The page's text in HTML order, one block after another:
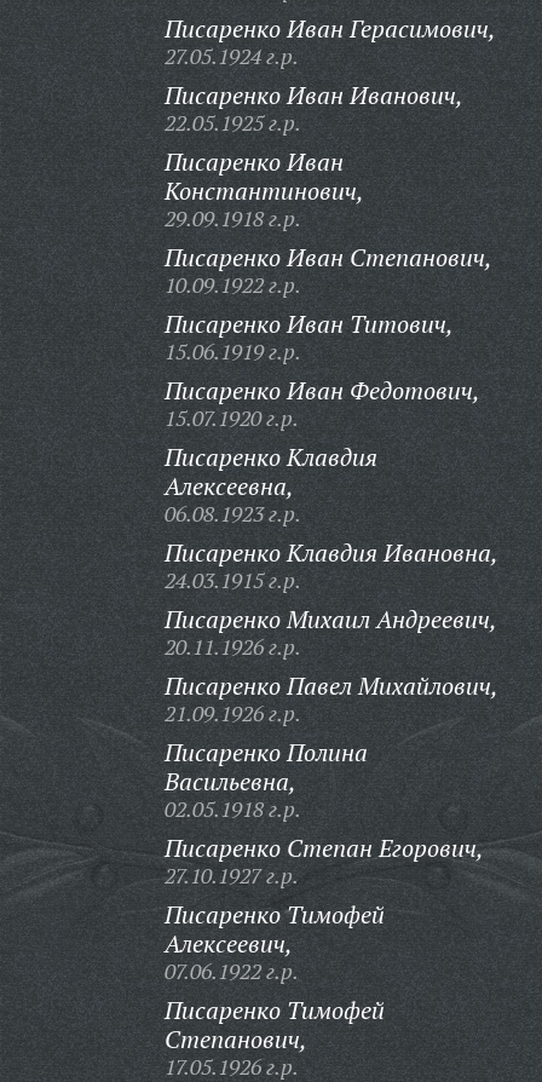
Писаренко Иван Герасимович,
27.05.1924 г.р.
Писаренко Иван Иванович,
22.05.1925 г.р.
Писаренко Иван
Константинович,
29.09.1918 г.р.
Писаренко Иван Степанович,
10.09.1922 г.р.
Писаренко Иван Титович,
15.06.1919 г.р.
Писаренко Иван Федотович,
15.07.1920 г.р.
Писаренко Клавдия
Алексеевна,
06.08.1923 г.р.
Писаренко Клавдия Ивановна,
24.03.1915 г.р.
Писаренко Михаил Андреевич,
20.11.1926 г.р.
Писаренко Павел Михайлович,
21.09.1926 г.р.
Писаренко Полина
Васильевна,
02.05.1918 г.р.
Писаренко Степан Егорович,
27.10.1927 г.р.
Писаренко Тимофей
Алексеевич,
07.06.1922 г.р.
Писаренко Тимофей
Степанович,
17.05.1926 г.р.